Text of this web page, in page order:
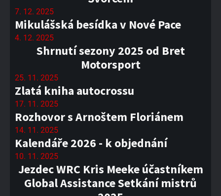
7. 12. 2025
Mikulášská besídka v Nové Pace
4. 12. 2025
Shrnutí sezony 2025 od Bret
Motorsport
25. 11. 2025
Zlatá kniha autocrossu
17. 11. 2025
Rozhovor s Arnoštem Floriánem
14. 11. 2025
Kalendáře 2026 - k objednání
10. 11. 2025
Jezdec WRC Kris Meeke účastníkem
Global Assistance Setkání mistrů